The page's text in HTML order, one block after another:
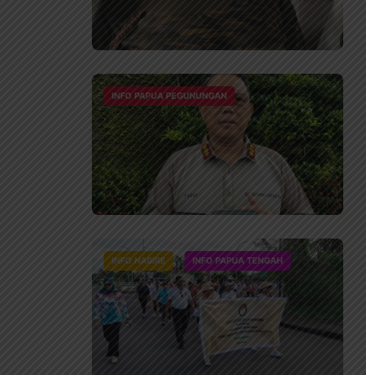
INFO PAPUA PEGUNUNGAN
INFO NABIRE INFO PAPUA TENGAH